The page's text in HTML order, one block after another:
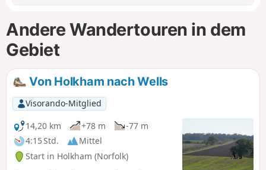
Andere Wandertouren in dem
Gebiet
Von Holkham nach Wells
Visorando-Mitglied
14,20 km
+78 m
-77 m
4:15 Std.
Mittel
Start in Holkham (Norfolk)